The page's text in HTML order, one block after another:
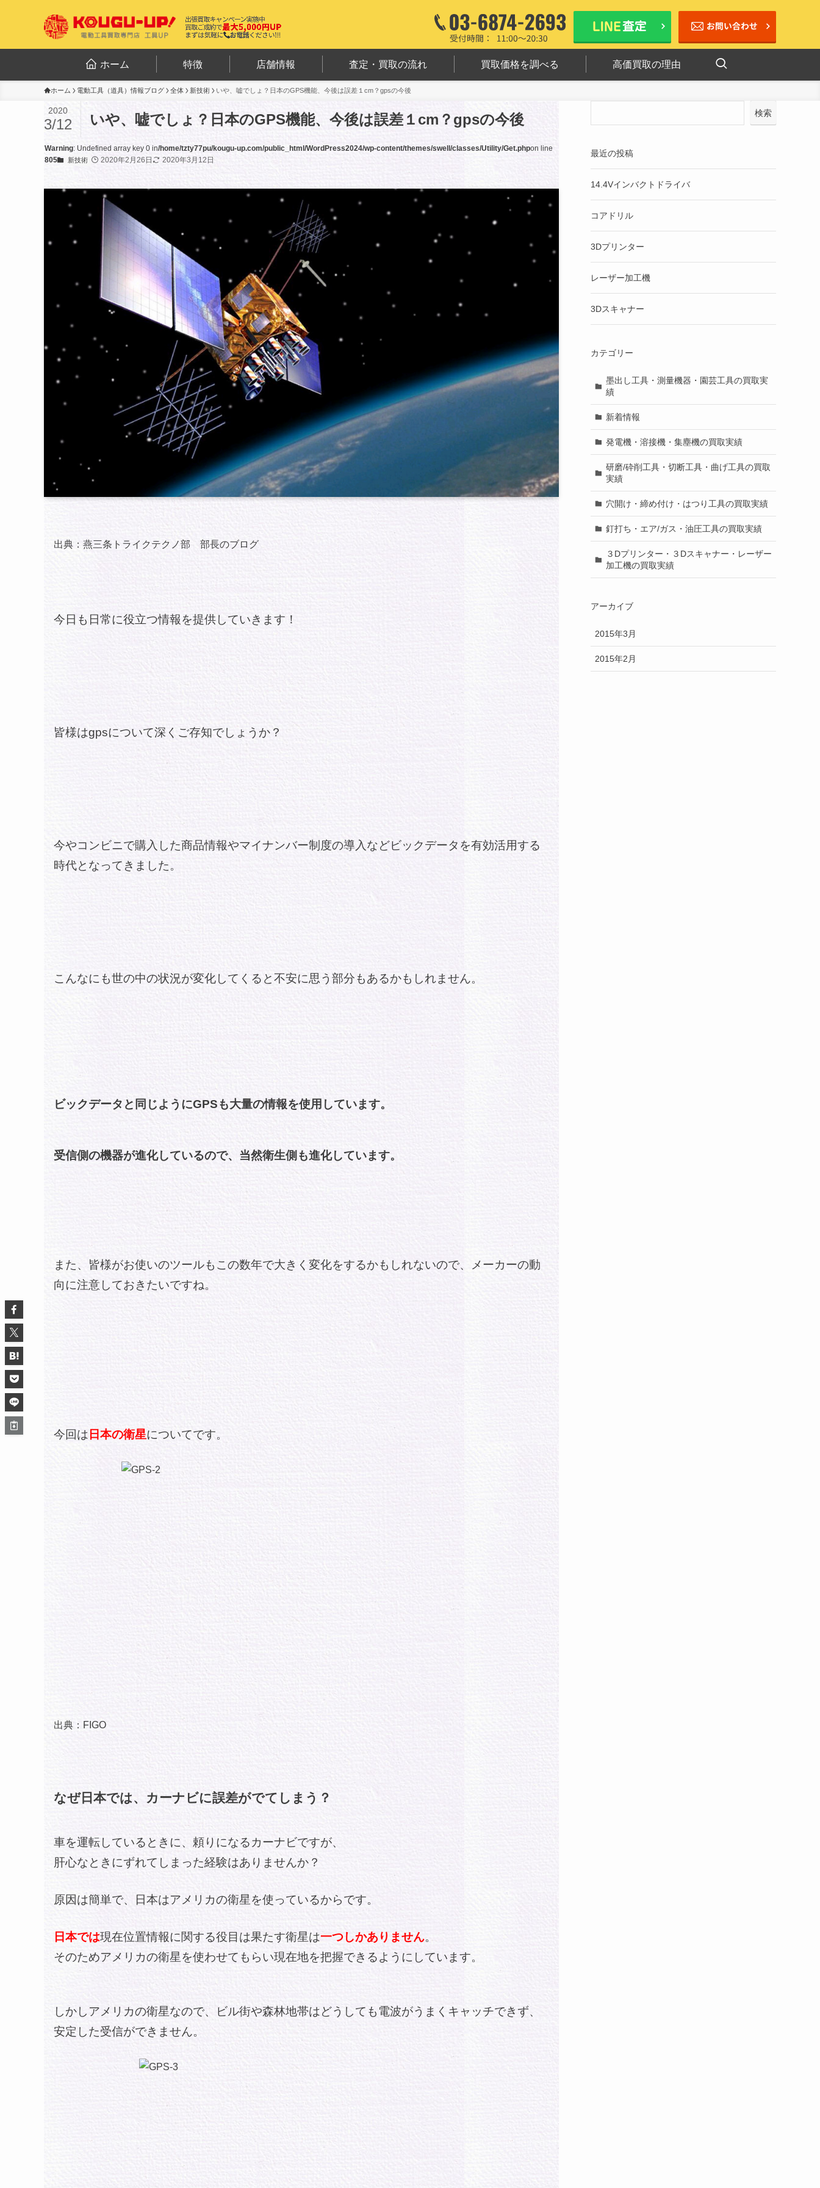
ホーム 特徴 店舗情報 査定・買取の流れ 買取価格を調べる 高価買取の理由
ホーム 電動工具（道具）情報ブログ 全体 新技術 いや、嘘でしょ？日本のGPS機能、今後は誤差１cm？gpsの今後
いや、嘘でしょ？日本のGPS機能、今後は誤差１cm？gpsの今後
2020
3/12
Warning: Undefined array key 0 in/home/tzty77pu/kougu-up.com/public_html/WordPress2024/wp-content/themes/swell/classes/Utility/Get.phpon line
805
新技術 2020年2月26日 2020年3月12日
出典： 燕三条トライクテクノ部 部長のブログ
今日も日常に役立つ情報を提供していきます！
皆様はgpsについて深くご存知でしょうか？
今やコンビニで購入した商品情報やマイナンバー制度の導入などビックデータを有効活用する
時代となってきました。
こんなにも世の中の状況が変化してくると不安に思う部分もあるかもしれません。
ビックデータと同じようにGPSも大量の情報を使用しています。
受信側の機器が進化しているので、当然衛生側も進化しています。
また、皆様がお使いのツールもこの数年で大きく変化をするかもしれないので、メーカーの動
向に注意しておきたいですね。
今回は 日本の衛星についてです。
出典： FIGO
なぜ日本では、カーナビに誤差がでてしまう？
車を運転しているときに、頼りになるカーナビですが、
肝心なときにずれてしまった経験はありませんか？
原因は簡単で、日本はアメリカの衛星を使っているからです。
日本では現在位置情報に関する役目は果たす衛星は一つしかありません。
そのためアメリカの衛星を使わせてもらい現在地を把握できるようにしています。
しかしアメリカの衛星なので、ビル街や森林地帯はどうしても電波がうまくキャッチできず、
安定した受信ができません。
検索
最近の投稿
14.4Vインバクトドライバ
コアドリル
3Dプリンター
レーザー加工機
3Dスキャナー
カテゴリー
墨出し工具・測量機器・園芸工具の買取実
績
新着情報
発電機・溶接機・集塵機の買取実績
研磨/砕削工具・切断工具・曲げ工具の買取
実績
穴開け・締め付け・はつり工具の買取実績
釘打ち・エア/ガス・油圧工具の買取実績
３Dプリンター・３Dスキャナー・レーザー
加工機の買取実績
アーカイブ
2015年3月
2015年2月